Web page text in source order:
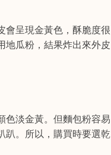
會呈現金黃色，酥脆度很
地瓜粉，結果炸出來外皮
色淡金黃。但麵包粉容易
趴。所以，購買時要選乾